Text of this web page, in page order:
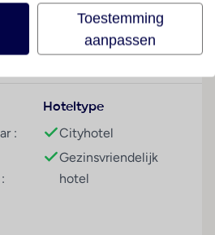
5 eenpersoons- en de 50
verdeeld over 6
een lift bereikbaar. Bij de
24 uur per dag. Tot het
een garderobe, een
en een wisselkantoor. In het
van excursies. Het
voor
ook winkels. Tot de overige
:
Hoteltype
Cityhotel
Gezinsvriendelijk
hotel
Toestemming
aanpassen